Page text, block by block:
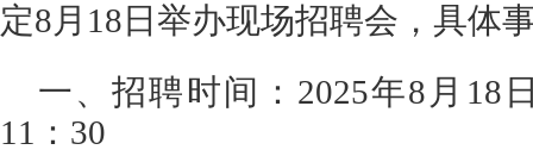
定8月18日举办现场招聘会，具体
一、招聘时间：2025年8月18
11：30